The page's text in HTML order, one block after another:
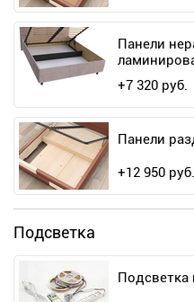
Панели
+7 320 руб.
Панели
+12 950 руб.
Подсветка
Подсветка